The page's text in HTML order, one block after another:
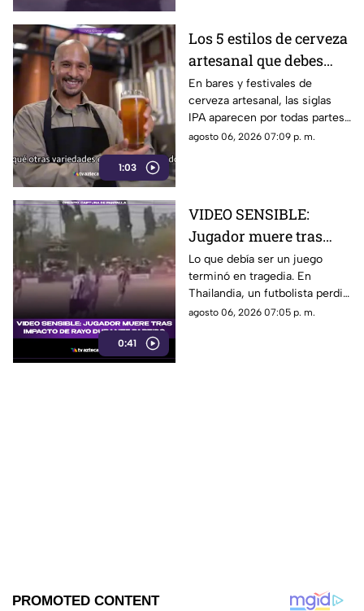
1:03
Los 5 estilos de cerveza
artesanal que debes
conocer
En bares y festivales de
cerveza artesanal, las siglas
IPA aparecen por todas partes.
Pero, ¿qué significa realmente
agosto 06, 2026 07:09 p. m.
0:41
VIDEO SENSIBLE:
Jugador muere tras
impacto de rayo
durante partido
Lo que debía ser un juego
terminó en tragedia. En
Thailandia, un futbolista perdió
la vida al ser alcanzado por un
agosto 06, 2026 07:05 p. m.